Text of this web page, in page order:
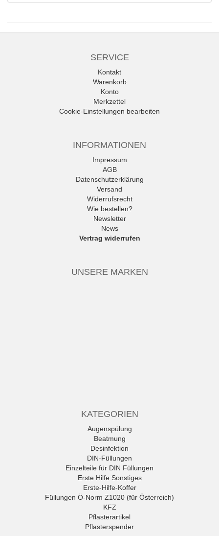
SERVICE
Kontakt
Warenkorb
Konto
Merkzettel
Cookie-Einstellungen bearbeiten
INFORMATIONEN
Impressum
AGB
Datenschutzerklärung
Versand
Widerrufsrecht
Wie bestellen?
Newsletter
News
Vertrag widerrufen
UNSERE MARKEN
KATEGORIEN
Augenspülung
Beatmung
Desinfektion
DIN-Füllungen
Einzelteile für DIN Füllungen
Erste Hilfe Sonstiges
Erste-Hilfe-Koffer
Füllungen Ö-Norm Z1020 (für Österreich)
KFZ
Pflasterartikel
Pflasterspender